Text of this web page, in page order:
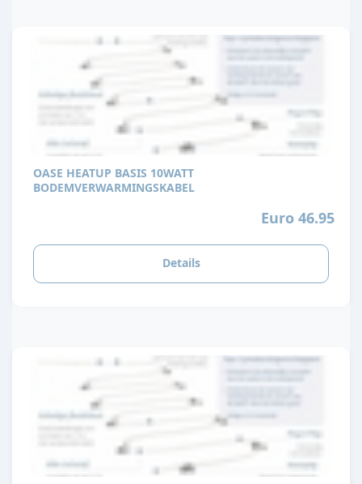
OASE HEATUP BASIS 10WATT
BODEMVERWARMINGSKABEL
Euro 46.95
Details